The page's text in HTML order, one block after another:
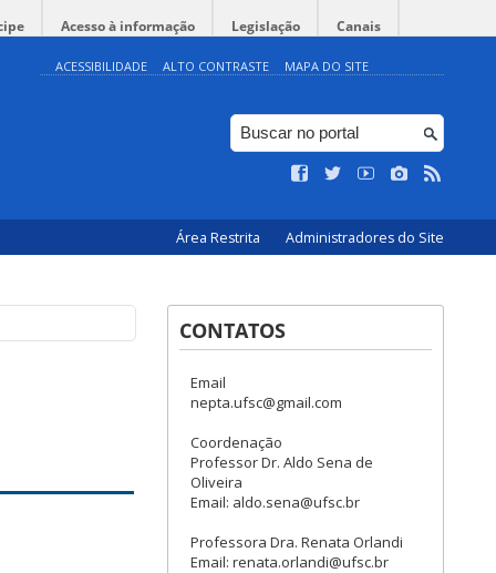
Acesso à informação Legislação Canais
ACESSIBILIDADE ALTO CONTRASTE MAPA DO SITE
Área Restrita Administradores do Site
CONTATOS
Email
nepta.ufsc@gmail.com
Coordenação
Professor Dr. Aldo Sena de
Oliveira
Email: aldo.sena@ufsc.br
Professora Dra. Renata Orlandi
Email: renata.orlandi@ufsc.br